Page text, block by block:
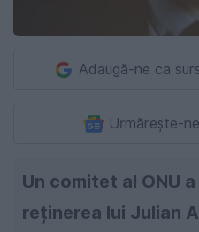
Adaugă-ne ca
Urmărește-
Un comitet al ONU
reținerea lui Julian